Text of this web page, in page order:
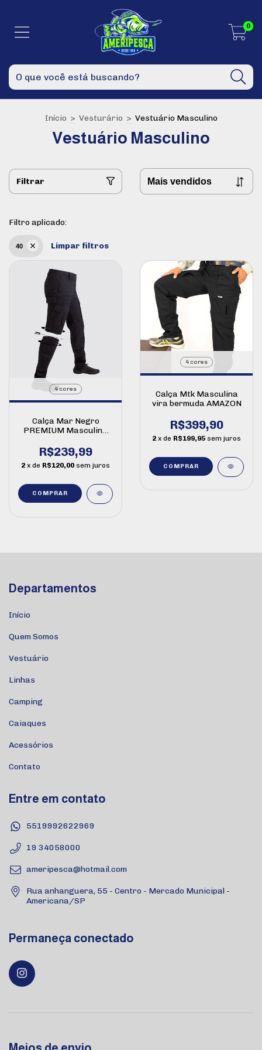
0
Início > Vesturário > Vestuário Masculino
Vestuário Masculino
Filtrar
Filtro aplicado:
40 Limpar filtros
4 cores
Calça Mar Negro
PREMIUM Masculina
R$239,99
2 x de R$120,00 sem juros
COMPRAR
4 cores
Calça Mtk Masculina
vira bermuda AMAZON
R$399,90
2 x de R$199,95 sem juros
COMPRAR
Departamentos
Início
Quem Somos
Vestuário
Linhas
Camping
Caiaques
Acessórios
Contato
Entre em contato
5519992622969
19 34058000
ameripesca@hotmail.com
Rua anhanguera, 55 - Centro - Mercado Municipal -
Americana/SP
Permaneça conectado